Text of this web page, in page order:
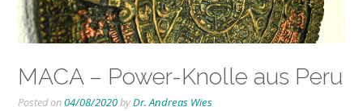
MACA – Power-Knolle aus Peru
Posted on04/08/2020byDr. Andreas Wies